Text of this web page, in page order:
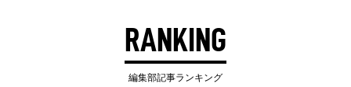
RANKING
編集部記事ランキング